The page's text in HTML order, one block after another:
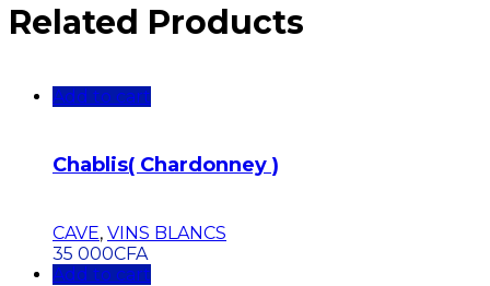
Related Products
Add to cart
Chablis( Chardonney )
CAVE, VINS BLANCS
35 000CFA
Add to cart